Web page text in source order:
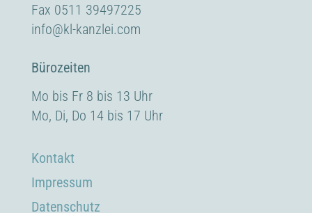
Fax 0511 39497225
info@kl-kanzlei.com
Bürozeiten
Mo bis Fr 8 bis 13 Uhr
Mo, Di, Do 14 bis 17 Uhr
Kontakt
Impressum
Datenschutz